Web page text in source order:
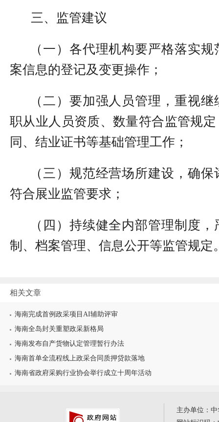
三、 监管建议
（一）各代理机构要严格落实规
案信息的登记及变更操作；
（二）要加强人员管理，重视继
职从业人员资质、数量符合监管规
同、结业证书等基础管理工作 ；
（三） 规范经营场所建设 ， 确保
符合展业监管要求 ；
（四）持续健全内部管理制度
制、档案管理、信息公开等监管规定
相关文章
海南完成首例政采项目AI辅助评审
海南全岛封关重塑政采新格局
海南发布自产货物认定管理暂行办法
海南首单全流程线上政采合同质押贷款落地
海南省政府采购行业协会举行成立十周年活动
主办单位：